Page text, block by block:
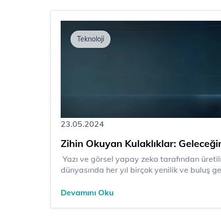
23.05.2024
Zihin Okuyan Kulaklıklar:
dünyasında her yıl birçok yenilik ve buluş
damgasını vuran bu tür yeniliklerden b...
Devamını Oku
Teknoloji